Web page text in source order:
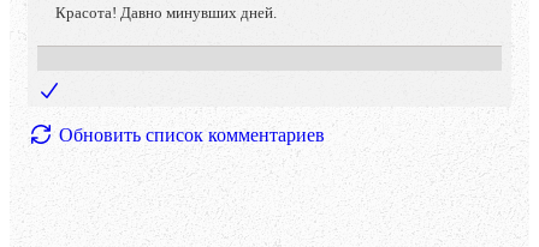
Красота! Давно минувших дней.
Обновить список комментариев